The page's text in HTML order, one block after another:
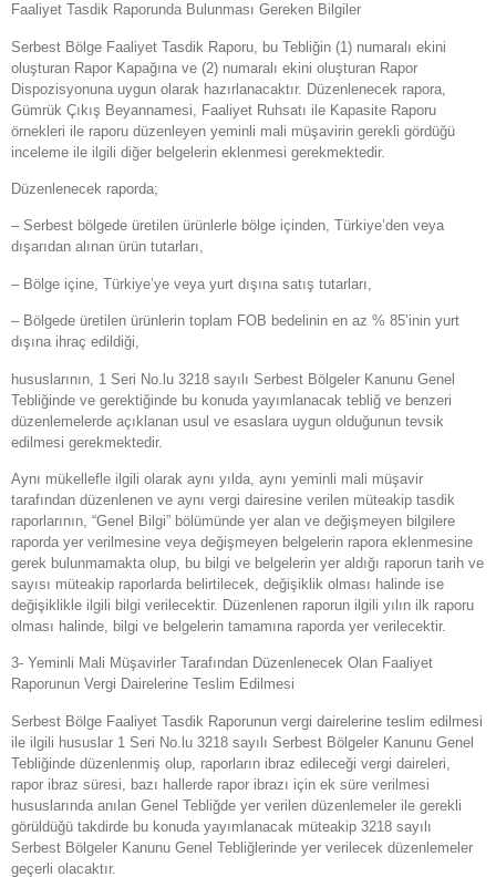
Faaliyet Tasdik Raporunda Bulunması Gereken Bilgiler
Serbest Bölge Faaliyet Tasdik Raporu, bu Tebliğin (1) numaralı ekini
oluşturan Rapor Kapağına ve (2) numaralı ekini oluşturan Rapor
Dispozisyonuna uygun olarak hazırlanacaktır. Düzenlenecek rapora,
Gümrük Çıkış Beyannamesi, Faaliyet Ruhsatı ile Kapasite Raporu
örnekleri ile raporu düzenleyen yeminli mali müşavirin gerekli gördüğü
inceleme ile ilgili diğer belgelerin eklenmesi gerekmektedir.
Düzenlenecek raporda;
– Serbest bölgede üretilen ürünlerle bölge içinden, Türkiye’den veya
dışarıdan alınan ürün tutarları,
– Bölge içine, Türkiye’ye veya yurt dışına satış tutarları,
– Bölgede üretilen ürünlerin toplam FOB bedelinin en az % 85’inin yurt
dışına ihraç edildiği,
hususlarının, 1 Seri No.lu 3218 sayılı Serbest Bölgeler Kanunu Genel
Tebliğinde ve gerektiğinde bu konuda yayımlanacak tebliğ ve benzeri
düzenlemelerde açıklanan usul ve esaslara uygun olduğunun tevsik
edilmesi gerekmektedir.
Aynı mükellefle ilgili olarak aynı yılda, aynı yeminli mali müşavir
tarafından düzenlenen ve aynı vergi dairesine verilen müteakip tasdik
raporlarının, “Genel Bilgi” bölümünde yer alan ve değişmeyen bilgilere
raporda yer verilmesine veya değişmeyen belgelerin rapora eklenmesine
gerek bulunmamakta olup, bu bilgi ve belgelerin yer aldığı raporun tarih ve
sayısı müteakip raporlarda belirtilecek, değişiklik olması halinde ise
değişiklikle ilgili bilgi verilecektir. Düzenlenen raporun ilgili yılın ilk raporu
olması halinde, bilgi ve belgelerin tamamına raporda yer verilecektir.
3- Yeminli Mali Müşavirler Tarafından Düzenlenecek Olan Faaliyet
Raporunun Vergi Dairelerine Teslim Edilmesi
Serbest Bölge Faaliyet Tasdik Raporunun vergi dairelerine teslim edilmesi
ile ilgili hususlar 1 Seri No.lu 3218 sayılı Serbest Bölgeler Kanunu Genel
Tebliğinde düzenlenmiş olup, raporların ibraz edileceği vergi daireleri,
rapor ibraz süresi, bazı hallerde rapor ibrazı için ek süre verilmesi
hususlarında anılan Genel Tebliğde yer verilen düzenlemeler ile gerekli
görüldüğü takdirde bu konuda yayımlanacak müteakip 3218 sayılı
Serbest Bölgeler Kanunu Genel Tebliğlerinde yer verilecek düzenlemeler
geçerli olacaktır.